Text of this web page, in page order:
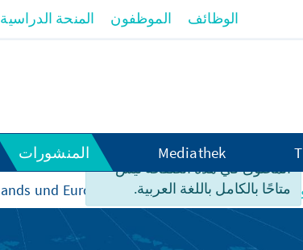
المحتوى في هذه الصفحة ليس
متاحًا بالكامل باللغة العربية.
الوظائف الموظفون المنحة الدراسية
Mediathek المنشورات
und Europas Wettbewerbsfähigkeit